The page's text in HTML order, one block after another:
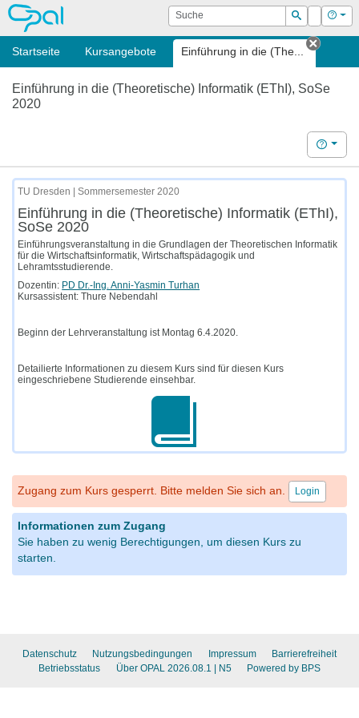
OPAL Suche
Suchen
Login Hilfe
Startseite Kursangebote Einführung in die (The...
Tab
Einführung in die (Theoretische) Informatik (EThI), SoSe
2020
Hilfe
TU Dresden | Sommersemester 2020
Einführung in die (Theoretische) Informatik (EThI),
SoSe 2020
Einführungsveranstaltung in die Grundlagen der Theoretischen Informatik
für die Wirtschaftsinformatik, Wirtschaftspädagogik und
Lehramtsstudierende.
Dozentin: PD Dr.-Ing. Anni-Yasmin Turhan
Kursassistent: Thure Nebendahl
Beginn der Lehrveranstaltung ist Montag 6.4.2020.
Detailierte Informationen zu diesem Kurs sind für diesen Kurs
eingeschriebene Studierende einsehbar.
Zugang zum Kurs gesperrt. Bitte melden Sie sich an. Login
Informationen zum Zugang
Sie haben zu wenig Berechtigungen, um diesen Kurs zu
starten.
Datenschutz Nutzungsbedingungen Impressum
Barrierefreiheit
Betriebsstatus
Über OPAL 2026.08.1 | N5 Powered by BPS